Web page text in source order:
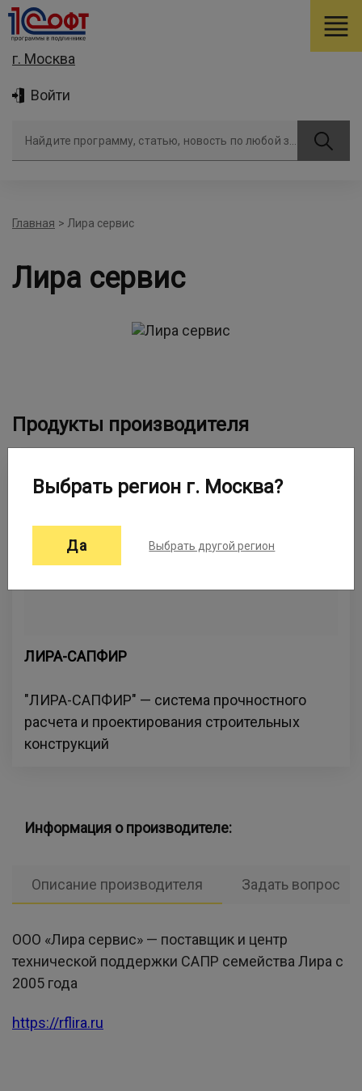
г. Москва
Войти
Главная > Лира сервис
Лира сервис
Продукты производителя
ЛИРА-САПФИР
"ЛИРА-САПФИР" — система прочностного
расчета и проектирования строительных
конструкций
Информация о производителе:
Описание производителя Задать вопрос
ООО «Лира сервис» — поставщик и центр
технической поддержки САПР семейства Лира с
2005 года
https://rflira.ru
Выбрать регион г. Москва?
Да Выбрать другой регион